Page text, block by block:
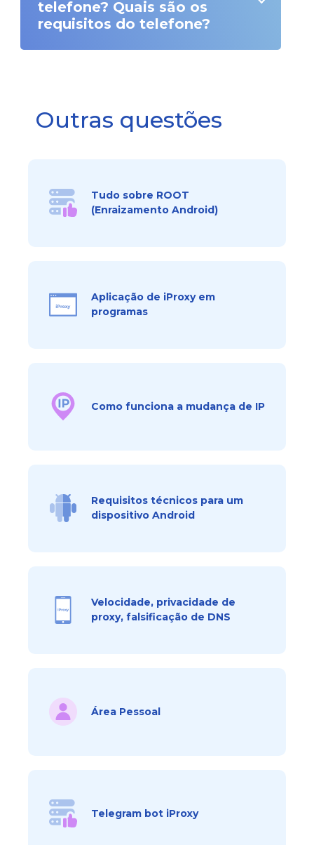
telefone? Quais são os
requisitos do telefone?
Outras questões
Tudo sobre ROOT
(Enraizamento Android)
Aplicação de iProxy em
programas
Como funciona a mudança de IP
Requisitos técnicos para um
dispositivo Android
Velocidade, privacidade de
proxy, falsificação de DNS
Área Pessoal
Telegram bot iProxy